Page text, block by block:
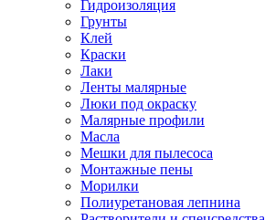
Гидроизоляция
Грунты
Клей
Краски
Лаки
Ленты малярные
Люки под окраску
Малярные профили
Масла
Мешки для пылесоса
Монтажные пены
Морилки
Полиуретановая лепнина